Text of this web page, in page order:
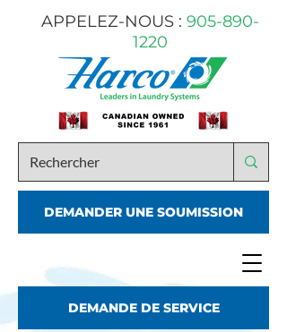
APPELEZ-NOUS : 905-890-
1220
DEMANDER UNE SOUMISSION
DEMANDE DE SERVICE